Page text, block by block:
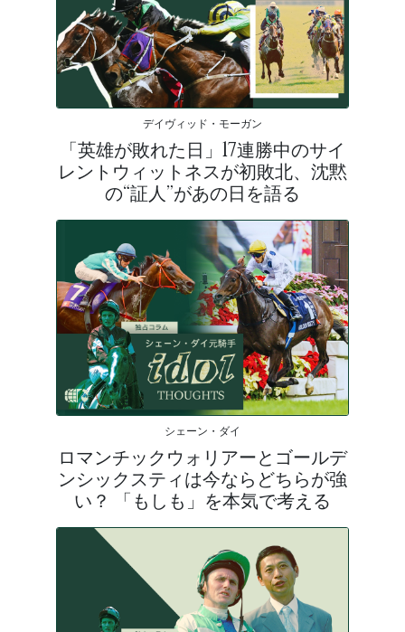
デイヴィッド・モーガン
「英雄が敗れた日」17連勝中のサイ
レントウィットネスが初敗北、沈黙
の“証人”があの日を語る
シェーン・ダイ
ロマンチックウォリアーとゴールデ
ンシックスティは今ならどちらが強
い？ 「もしも」を本気で考える